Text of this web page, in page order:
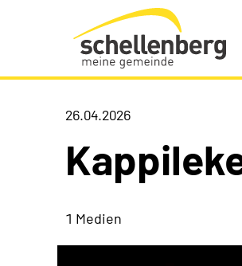
Gemeinde Schellenberg Startseite
26.04.2026
1 Medien